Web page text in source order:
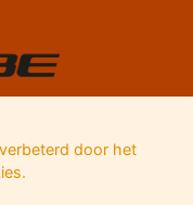
door het